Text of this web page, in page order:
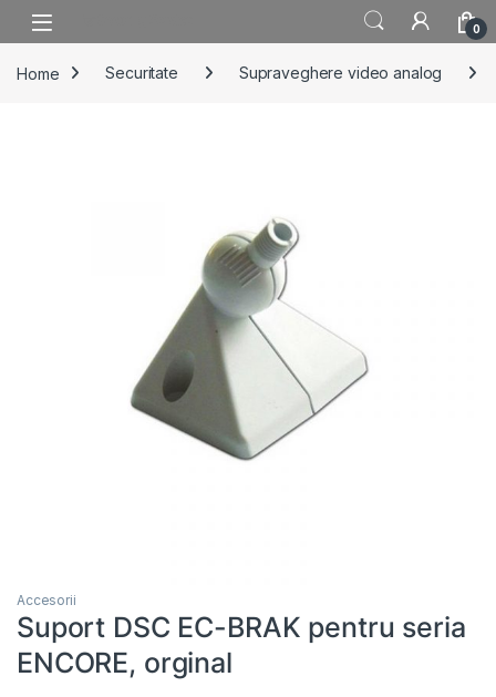
Skip to navigation
Skip to content
0
Home Securitate Supraveghere video analog
Accesorii
Suport DSC EC-BRAK pentru seria
ENCORE, orginal